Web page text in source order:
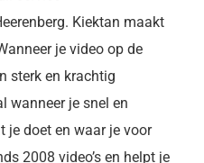
Kiektan maakt
je video op de
sterk en krachtig
wanneer je snel en
je doet en waar je voor
2008 video’s en helpt je